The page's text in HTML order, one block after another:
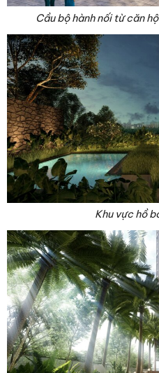
Cầu bộ hành nối từ căn
Khu vực hồ